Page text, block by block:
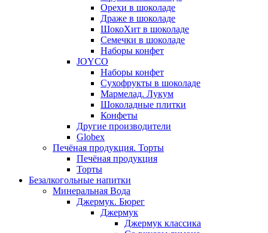
Орехи в шоколаде
Драже в шоколаде
ШокоХит в шоколаде
Семечки в шоколаде
Наборы конфет
JOYCO
Наборы конфет
Сухофрукты в шоколаде
Мармелад. Лукум
Шоколадные плитки
Конфеты
Другие производители
Globex
Печёная продукция. Торты
Печёная продукция
Торты
Безалкогольные напитки
Минеральная Вода
Джермук. Бюрег
Джермук
Джермук классика